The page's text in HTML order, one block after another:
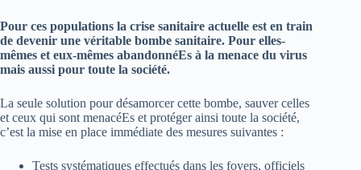
Pour ces populations la crise sanitaire actuelle est en train
de devenir une véritable bombe sanitaire. Pour elles-
mêmes et eux-mêmes abandonnéEs à la menace du virus
mais aussi pour toute la société.
La seule solution pour désamorcer cette bombe, sauver celles
et ceux qui sont menacéEs et protéger ainsi toute la société,
c’est la mise en place immédiate des mesures suivantes :
Tests systématiques effectués dans les foyers, officiels